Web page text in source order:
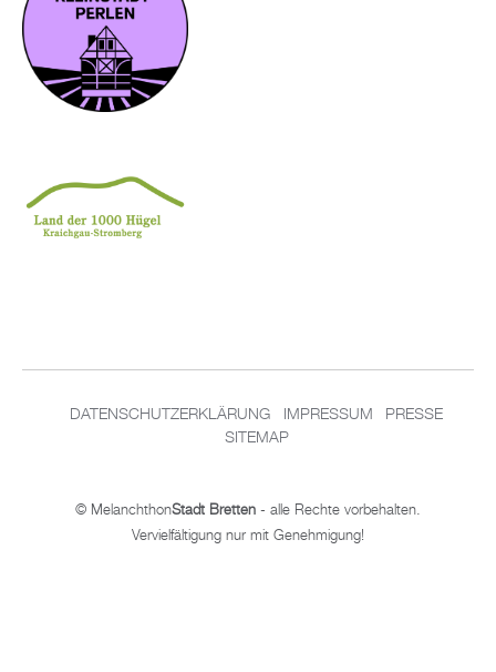
DA­TEN­SCHUT­Z­ER­KLÄ­RUNG IM­PRES­SUM
PRES­SE
SITEMAP
© Me­lan­chthonStadt Brett­en - alle Rech­te vor­be­hal­ten.
Ver­viel­fäl­ti­gung nur mit Ge­neh­mi­gung!